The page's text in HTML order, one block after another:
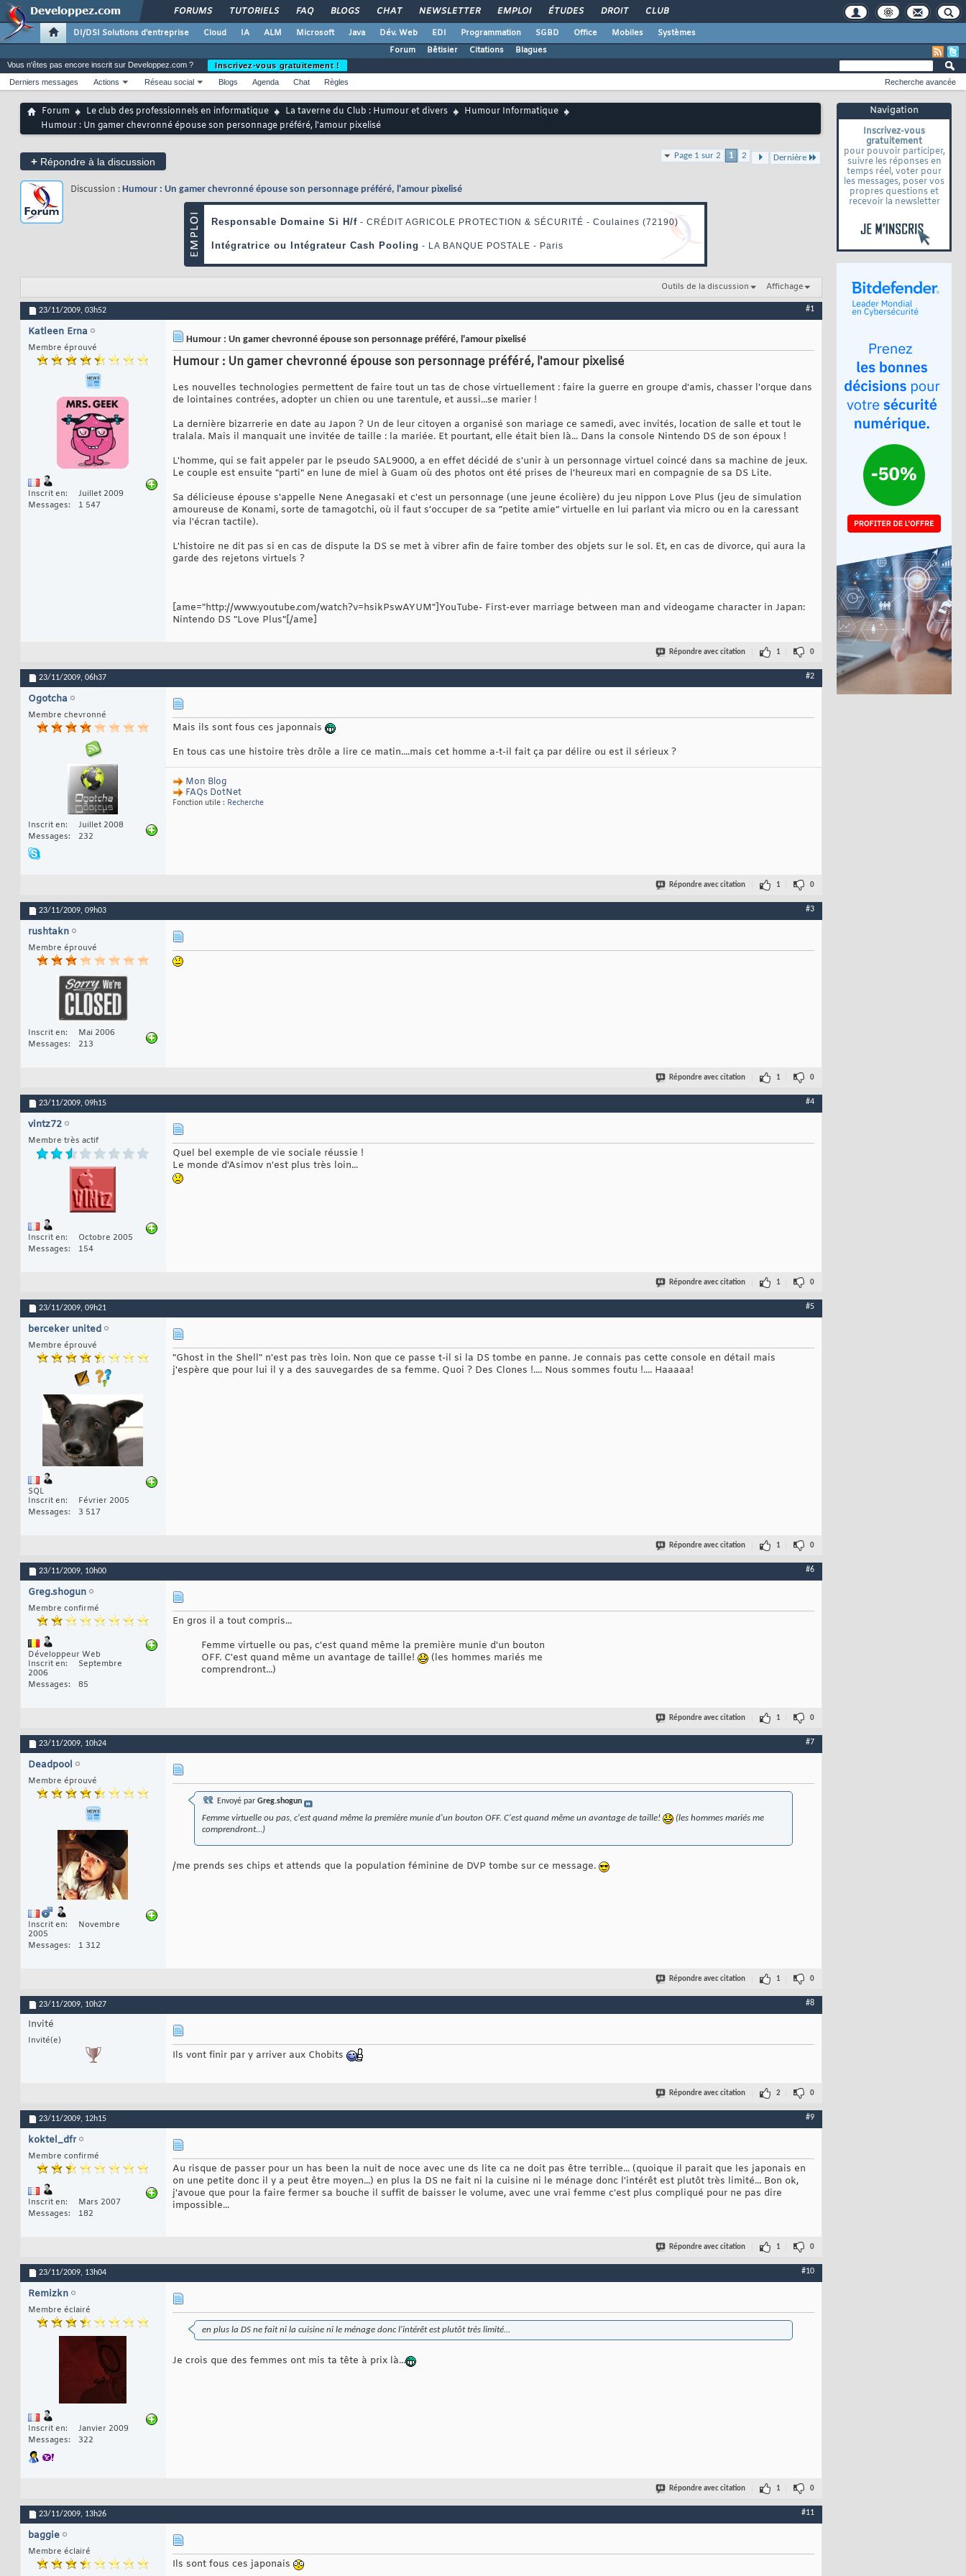
FORUMS TUTORIELS FAQ BLOGS CHAT NEWSLETTER EMPLOI ÉTUDES DROIT CLUB
DI/DSI Solutions d'entreprise Cloud IA ALM Microsoft Java Dév. Web EDI Programmation SGBD Office Mobiles
Systèmes
Forum
Bêtisier Citations Blagues
Navigation
Inscrivez-vous
gratuitement
pour pouvoir participer,
suivre les réponses en
temps réel, voter pour
les messages, poser vos
propres questions et
recevoir la newsletter
Vous n'êtes pas encore inscrit sur Developpez.com ?
Inscrivez-vous gratuitement !
Derniers messages
Actions Réseau social Blogs Agenda Chat Règles Recherche avancée
Forum Le club des professionnels en informatique La taverne du Club : Humour et divers
Humour Informatique
Humour : Un gamer chevronné épouse son personnage préféré, l'amour pixelisé
+ Répondre à la discussion
Page 1 sur 2 1 2 Dernière
Discussion : Humour : Un gamer chevronné épouse son personnage préféré, l'amour pixelisé
Outils de la discussion Affichage
23/11/2009, 03h52 #1
Katleen Erna
Membre éprouvé
Inscrit en
Juillet 2009
Messages
1 547
Humour : Un gamer chevronné épouse son personnage préféré, l'amour pixelisé
Humour : Un gamer chevronné épouse son personnage préféré, l'amour pixelisé
Les nouvelles technologies permettent de faire tout un tas de chose virtuellement : faire la guerre en groupe d'amis, chasser l'orque dans
de lointaines contrées, adopter un chien ou une tarentule, et aussi...se marier !
La dernière bizarrerie en date au Japon ? Un de leur citoyen a organisé son mariage ce samedi, avec invités, location de salle et tout le
tralala. Mais il manquait une invitée de taille : la mariée. Et pourtant, elle était bien là... Dans la console Nintendo DS de son époux !
L'homme, qui se fait appeler par le pseudo SAL9000, a en effet décidé de s'unir à un personnage virtuel coincé dans sa machine de jeux.
Le couple est ensuite "parti" en lune de miel à Guam où des photos ont été prises de l'heureux mari en compagnie de sa DS Lite.
Sa délicieuse épouse s'appelle Nene Anegasaki et c'est un personnage (une jeune écolière) du jeu nippon Love Plus (jeu de simulation
amoureuse de Konami, sorte de tamagotchi, où il faut s’occuper de sa “petite amie” virtuelle en lui parlant via micro ou en la caressant
via l'écran tactile).
L'histoire ne dit pas si en cas de dispute la DS se met à vibrer afin de faire tomber des objets sur le sol. Et, en cas de divorce, qui aura la
garde des rejetons virtuels ?
[ame="http://www.youtube.com/watch?v=hsikPswAYUM"]YouTube- First-ever marriage between man and videogame character in Japan:
Nintendo DS "Love Plus"[/ame]
Répondre avec citation 1 0
23/11/2009, 06h37 #2
Ogotcha
Membre chevronné
Inscrit en
Juillet 2008
Messages
232
Mais ils sont fous ces japonnais
En tous cas une histoire très drôle a lire ce matin....mais cet homme a-t-il fait ça par délire ou est il sérieux ?
Mon Blog
FAQs DotNet
Fonction utile : Recherche
Répondre avec citation 1 0
23/11/2009, 09h03 #3
rushtakn
Membre éprouvé
Inscrit en
Mai 2006
Messages
213
Répondre avec citation 1 0
23/11/2009, 09h15 #4
vintz72
Membre très actif
Inscrit en
Octobre 2005
Messages
154
Quel bel exemple de vie sociale réussie !
Le monde d'Asimov n'est plus très loin...
Répondre avec citation 1 0
23/11/2009, 09h21 #5
berceker united
Membre éprouvé
SQL
Inscrit en
Février 2005
Messages
3 517
"Ghost in the Shell" n'est pas très loin. Non que ce passe t-il si la DS tombe en panne. Je connais pas cette console en détail mais
j'espère que pour lui il y a des sauvegardes de sa femme. Quoi ? Des Clones !.... Nous sommes foutu !.... Haaaaa!
Répondre avec citation 1 0
23/11/2009, 10h00 #6
Greg.shogun
Membre confirmé
Développeur Web
Inscrit en
Septembre
2006
Messages
85
En gros il a tout compris...
Femme virtuelle ou pas, c'est quand même la première munie d'un bouton
OFF. C'est quand même un avantage de taille!
(les hommes mariés me
comprendront...)
Répondre avec citation 1 0
23/11/2009, 10h24 #7
Deadpool
Membre éprouvé
Inscrit en
Novembre
2005
Messages
1 312
Envoyé par Greg.shogun
Femme virtuelle ou pas, c'est quand même la première munie d'un bouton OFF. C'est quand même un avantage de taille!
(les hommes mariés me
comprendront...)
/me prends ses chips et attends que la population féminine de DVP tombe sur ce message.
Répondre avec citation 1 0
23/11/2009, 10h27 #8
Invité
Invité(e)
Ils vont finir par y arriver aux Chobits
Répondre avec citation 2 0
23/11/2009, 12h15 #9
koktel_dfr
Membre confirmé
Inscrit en
Mars 2007
Messages
182
Au risque de passer pour un has been la nuit de noce avec une ds lite ca ne doit pas être terrible... (quoique il parait que les japonais en
on une petite donc il y a peut être moyen...) en plus la DS ne fait ni la cuisine ni le ménage donc l'intérêt est plutôt très limité... Bon ok,
j'avoue que pour la faire fermer sa bouche il suffit de baisser le volume, avec une vrai femme c'est plus compliqué pour ne pas dire
impossible...
Répondre avec citation 1 0
23/11/2009, 13h04 #10
Remizkn
Membre éclairé
Inscrit en
Janvier 2009
Messages
322
en plus la DS ne fait ni la cuisine ni le ménage donc l'intérêt est plutôt très limité...
Je crois que des femmes ont mis ta tête à prix là...
Répondre avec citation 1 0
23/11/2009, 13h26 #11
baggie
Membre éclairé
Ils sont fous ces japonais